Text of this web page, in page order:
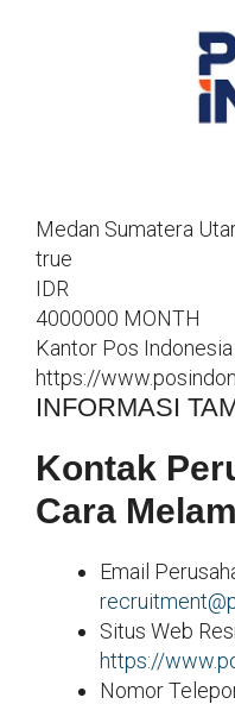
Medan Sumatera
true
IDR
4000000 MONTH
Kantor Pos Indonesia
https://
INFORMASI
Kontak
Cara
Email
Situs Web
https://
Nomor